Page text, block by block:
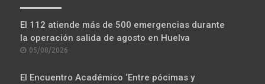
El 112 atiende más de 500 emergencias durante
la operación salida de agosto en Huelva
POSTED
05/08/2026
El Encuentro Académico ‘Entre pócimas y